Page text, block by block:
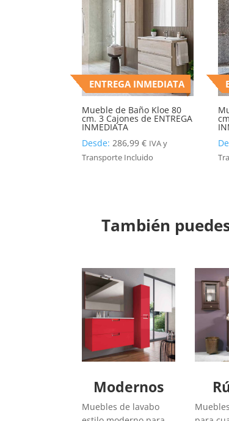
ENTREGA INMEDIATA
Mueble de Baño Kloe 80
cm. 3 Cajones de ENTREGA
INMEDIATA
Desde:286,99€ IVA y
Transporte Incluido
También
Modernos
Muebles de lavabo